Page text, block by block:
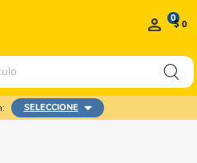
0$ 0
SELECCIONE